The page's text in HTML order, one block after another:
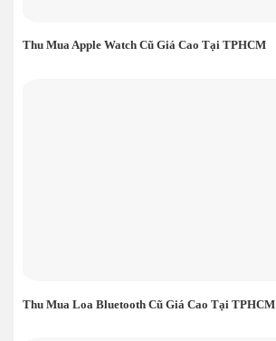
Thu Mua Apple Watch Cũ Giá Cao Tại TPHCM
Thu Mua Loa Bluetooth Cũ Giá Cao Tại TPHCM